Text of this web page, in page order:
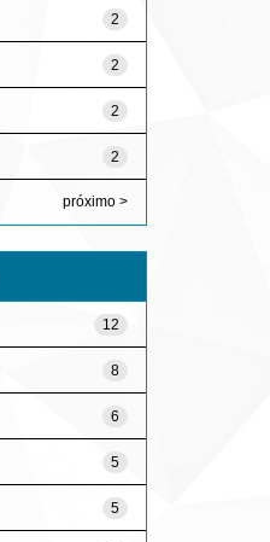
2
2
2
2
próximo >
12
8
6
5
5